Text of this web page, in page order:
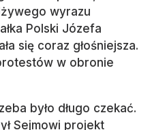
wyrazu
Polski Józefa
się coraz głośniejsza.
w obronie
było długo czekać.
Sejmowi projekt